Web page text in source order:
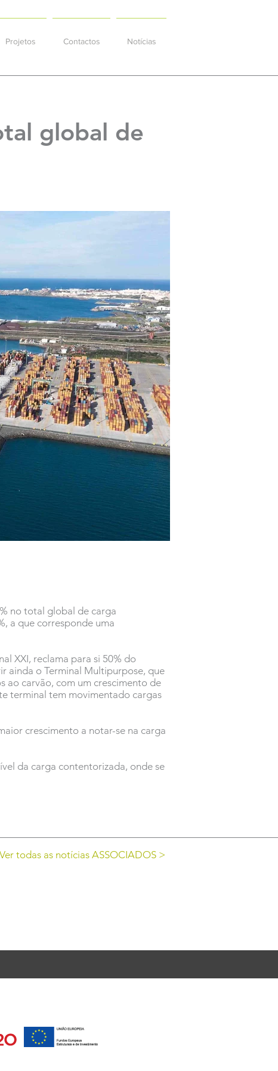
Projetos Contactos Notícias
global de
no total global de carga
a que corresponde uma
XXI, reclama para si 50% do
ainda o Terminal Multipurpose, que
ao carvão, com um crescimento de
terminal tem movimentado cargas
crescimento a notar-se na carga
da carga contentorizada, onde se
Ver todas as notícias ASSOCIADOS >